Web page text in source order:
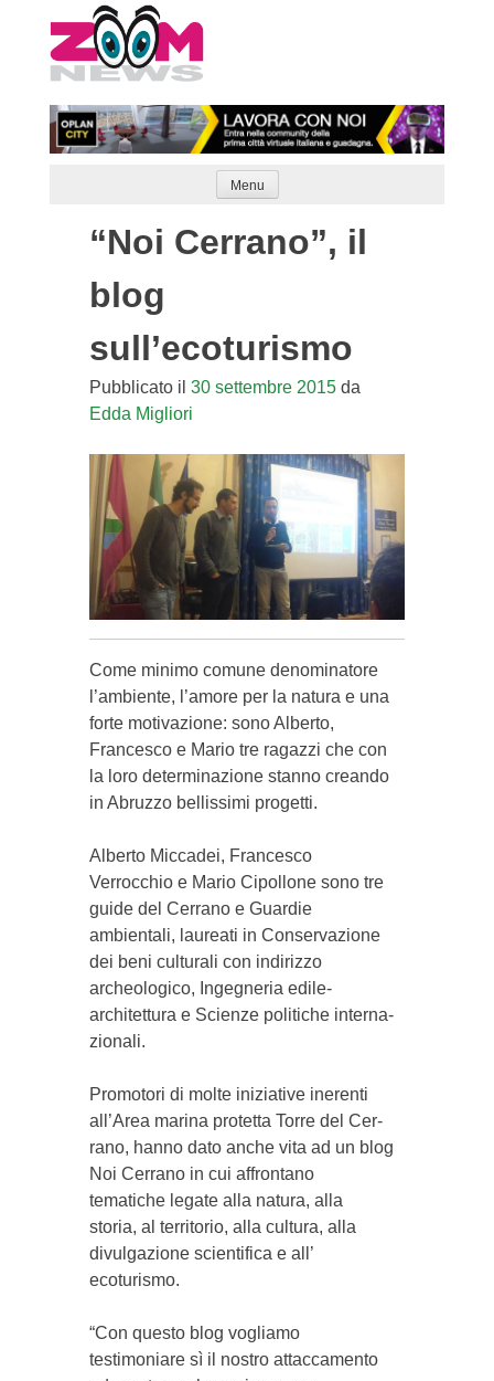
to
content
Menu
“Noi Cerrano”, il
blog
sull’ecoturismo
Pubblicato il 30 settembre 2015da
Edda Migliori
Come minimo comune de­nominatore
l’ambiente, l’a­more per la natura e una
for­te motivazione: sono Al­ber­to,
Francesco e Mario tre ra­gazzi che con
la loro de­ter­minazione stanno crean­do
in A­bruzzo bellissimi progetti.
Alberto Mic­cadei, Fran­cesco
Verrocchio e Mario Ci­pollone sono tre
guide del Cerrano e Guardie
ambientali, laureati in Conserva­zio­ne
dei beni culturali con in­dirizzo
archeologico, Inge­gneria edile-
architettura e Scienze politiche interna­
zionali.
Pro­motori di molte iniziative inerenti
all’Area marina protetta Torre del Cer­
rano, hanno da­to anche vita ad un blog
Noi Cerrano in cui affrontano
tematiche legate alla natura, alla
storia, al territorio, alla cultura, alla
divulgazione scientifica e all’
ecoturismo.
“Con questo blog vogliamo
testimoniare sì il nostro at­taccamento